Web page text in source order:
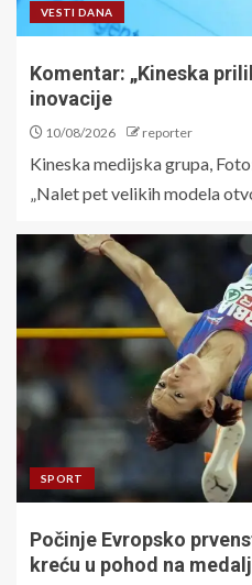
VESTI DANA
​Komentar: „Kineska
inovacije
10/08/2026 reporter
Kineska medijska grupa,
„Nalet pet velikih modela
SPORT
Počinje Evropsko
kreću u pohod na